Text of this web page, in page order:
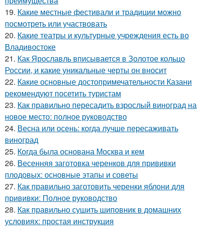
19. Какие местные фестивали и традиции можно
посмотреть или участвовать
20. Какие театры и культурные учреждения есть во
Владивостоке
21. Как Ярославль вписывается в Золотое кольцо
России, и какие уникальные черты он вносит
22. Какие основные достопримечательности Казани
рекомендуют посетить туристам
23. Как правильно пересадить взрослый виноград на
новое место: полное руководство
24. Весна или осень: когда лучше пересаживать
виноград
25. Когда была основана Москва и кем
26. Весенняя заготовка черенков для прививки
плодовых: основные этапы и советы
27. Как правильно заготовить черенки яблони для
прививки: Полное руководство
28. Как правильно сушить шиповник в домашних
условиях: простая инструкция